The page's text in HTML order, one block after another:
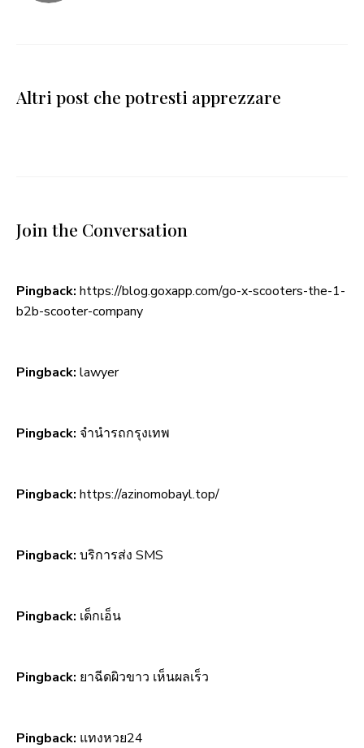
Altri post che potresti apprezzare
Join the Conversation
Pingback: https://blog.goxapp.com/go-x-scooters-the-1-
b2b-scooter-company
Pingback: lawyer
Pingback: จำนำรถกรุงเทพ
Pingback: https://azinomobayl.top/
Pingback: บริการส่ง SMS
Pingback: เด็กเอ็น
Pingback: ยาฉีดผิวขาว เห็นผลเร็ว
Pingback: แทงหวย24